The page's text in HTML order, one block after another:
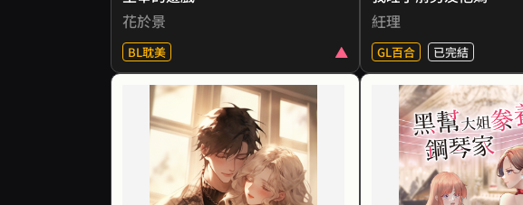
身為私生女，蕾米娃的婚姻成了家
族利益的犧牲品，嫁給了不愛她的
但能不愁吃穿，更不用看人臉色過
活，蕾米娃覺得自己已經相當幸
運。
只是每當發情期，她都必須倚賴抑
制藥，身體和心靈的空虛令她無比
難受，
直到有天，丈夫的姊姊布蘭妲突然
「我是神，沒有感情，但我想要
「我是人，我在男人面前也沒感
情，我不想要你！」
當其他玩家還在絕望破關，徐時同
早已背熟攻略準備脫身。
然而，每當他以為一切終於結束，
背後那個完美得不真實的男人，卻
花於景
BL耽美
紝理
GL百合 已完結
顏雪回來了。 不二城裡關於她的傳
聞很多，有兩點錯的離譜。
其一，她不是肖蒼山那個吃軟飯的
男人養在外面的女人。
其二，肖蒼山不軟，他有多硬，她
★ 18禁GL：赤雁幫的
鋼琴
首都的一處建築，大
門，往來行人都不知內
有個怯生生的女人走